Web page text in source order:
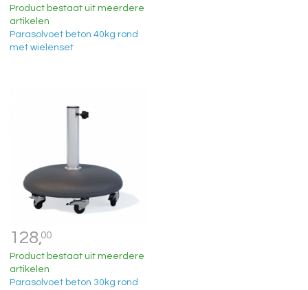
Product bestaat uit meerdere
artikelen
Parasolvoet beton 40kg rond
met wielenset
128,00
Product bestaat uit meerdere
artikelen
Parasolvoet beton 30kg rond